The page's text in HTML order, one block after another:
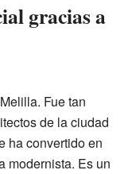
gracias a
Fue tan
de la ciudad
ha convertido en
modernista. Es un